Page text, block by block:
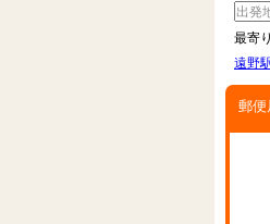
最寄
遠野
郵便